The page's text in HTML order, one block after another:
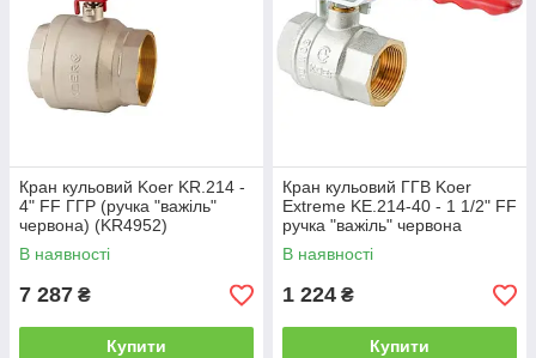
Кран кульовий Koer KR.214 -
4" FF ГГР (ручка "важіль"
червона) (KR4952)
В наявності
7 287 ₴
Купити
Кран кульовий ГГВ Koer
Extreme KE.214-40 - 1 1/2" FF
ручка "важіль" червона
(KR5748)
В наявності
1 224 ₴
Купити